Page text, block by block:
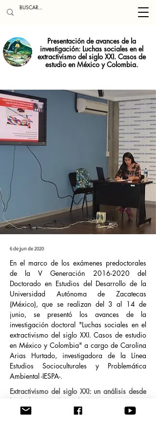
Presentación de avances de la
investigación: Luchas sociales en el
extractivismo del siglo XXI. Casos de
estudio en México y Colombia.
6 de jun de 2020
En el marco de los exámenes predoctorales
de la V Generación 2016-2020 del
Doctorado en Estudios del Desarrollo de la
Universidad Autónoma de Zacatecas
(México), que se realizan del 3 al 14 de
junio, se presentó los avances de la
investigación doctoral "Luchas sociales en el
extractivismo del siglo XXI. Casos de estudio
en México y Colombia" a cargo de Carolina
Arias Hurtado, investigadora de la Línea
Estudios Socioculturales y Problemática
Ambiental -IESPA-.
Extractivismo del siglo XXI: un análisis desde
las luchas sociales en los
colombiano.